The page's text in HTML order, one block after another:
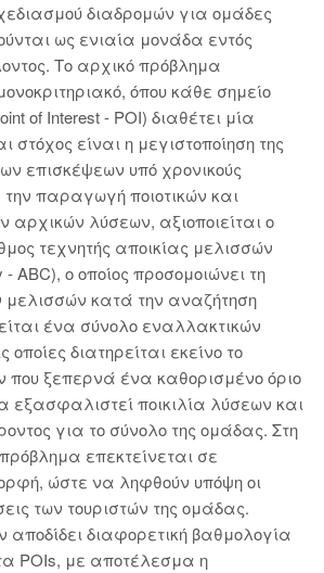
διαδρομών για ομάδες
ως ενιαία μονάδα εντός
Το αρχικό πρόβλημα
όπου κάθε σημείο
of Interest - POI) διαθέτει μία
στόχος είναι η μεγιστοποίηση της
επισκέψεων υπό χρονικούς
την παραγωγή ποιοτικών και
αρχικών λύσεων, αξιοποιείται ο
τεχνητής αποικίας μελισσών
- ABC), ο οποίος προσομοιώνει τη
κατά την αναζήτηση
ένα σύνολο εναλλακτικών
διατηρείται εκείνο το
που ξεπερνά ένα καθορισμένο όριο
εξασφαλιστεί ποικιλία λύσεων και
για το σύνολο της ομάδας. Στη
επεκτείνεται σε
ώστε να ληφθούν υπόψη οι
των τουριστών της ομάδας.
διαφορετική βαθμολογία
POIs, με αποτέλεσμα η